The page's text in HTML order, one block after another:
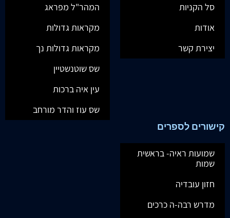
סל הקניות
אודות
יצירת קשר
המהר"ל מפראג
מקראות גדולות
מקראות גדולות נך
שס שוטנשטיין
עין איה ברכות
שס עוז והדר מורחב
קישורים לספרים
שמועות ראיה- בראשית
שמות
חזון עובדיה
מדרש רבה-ה כרכים